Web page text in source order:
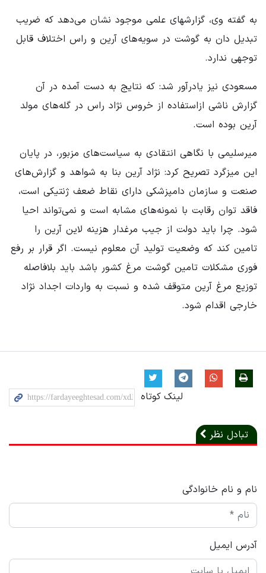
به گفته وی، گزارش­های علمی موجود نشان می‌دهد که ضریب
تبدیل دان به گوشت در سویه‌های آرین و راس اختلاف قابل
توجهی ندارد.
مسعودی نیز یادرآور شد: که نتایج به دست آمده در آن
گزارش ناشی ازاستفاده از خروس نژاد راس در گله‌های مولد
آرین بوده است.
میرسلیمی با نگاهی انتقادی به سیاست‌های مزبور، در پایان
این میزگرد تصریح کرد: نژاد آرین بنا به شواهد و گزارش‌های
صنعت و سازمان دامپزشکی دارای نقاط ضعف ژنتیکی است،
فاقد توان رقابت با نمونه‌های مشابه است و نمی‌تواند احیا
شود. چرا باید دولت از جیب مرغدار هزینه لاین آرین را
تامین کند که وضعیت تولید آن معلوم نیست. اگر قرار بر رفع
فوری مشکلات تامین گوشت مرغ کشور باشد باید بلافاصله
توزیع مرغ آرین متوقف شده و نسبت به واردات اجداد نژاد
خارجی اقدام شود.
لینک کوتاه
تبادل نظر
نام و نام خانوادگی
آدرس ایمیل